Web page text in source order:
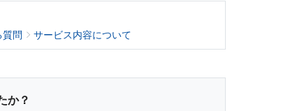
質問 サービス内容について
か？